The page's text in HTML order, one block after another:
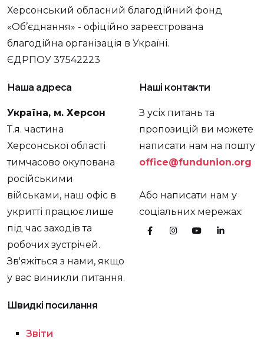
Херсонський обласний благодійний фонд
«Об’єднання» - офіційно зареєстрована
благодійна організація в Україні.
ЄДРПОУ 37542223
Наша адреса
Україна, м. Херсон
Т.я. частина
Херсонської області
тимчасово окупована
російськими
військами, наш офіс в
укритті працює лише
під час заходів та
робочих зустрічей.
Зв'яжіться з нами, якщо
у вас виникли питання.
Наші контакти
З усіх питань та
пропозицій ви можете
написати нам на пошту
office@fundunion.org
Або написати нам у
соціальних мережах:
Швидкі посилання
Звіти